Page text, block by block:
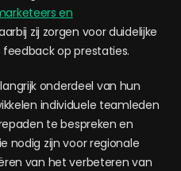
en
zij zorgen voor duidelijke
op prestaties.
onderdeel van hun
individuele teamleden
te bespreken en
nodig zijn voor regionale
van het verbeteren van